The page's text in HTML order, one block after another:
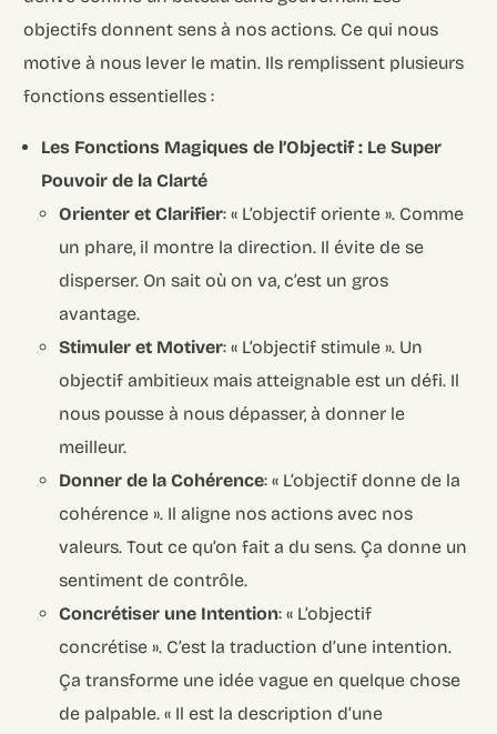
objectifs donnent sens à nos actions. Ce qui nous
motive à nous lever le matin. Ils remplissent plusieurs
fonctions essentielles :
Les Fonctions Magiques de l’Objectif : Le Super
Pouvoir de la Clarté
Orienter et Clarifier: « L’objectif oriente ». Comme
un phare, il montre la direction. Il évite de se
disperser. On sait où on va, c’est un gros
avantage.
Stimuler et Motiver: « L’objectif stimule ». Un
objectif ambitieux mais atteignable est un défi. Il
nous pousse à nous dépasser, à donner le
meilleur.
Donner de la Cohérence: « L’objectif donne de la
cohérence ». Il aligne nos actions avec nos
valeurs. Tout ce qu’on fait a du sens. Ça donne un
sentiment de contrôle.
Concrétiser une Intention: « L’objectif
concrétise ». C’est la traduction d’une intention.
Ça transforme une idée vague en quelque chose
de palpable. « Il est la description d’une